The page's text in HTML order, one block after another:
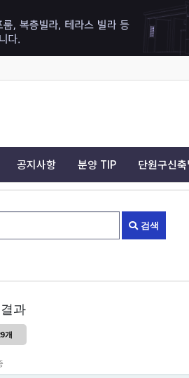
공지사항 분양 TIP 단원구신
검색
과
개